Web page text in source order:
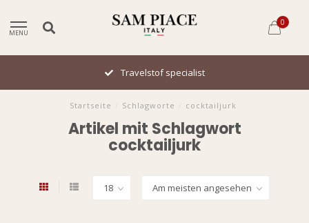
MENU
0
Travelstof specialist
Startseite Schlagworte cocktailjurk
Artikel mit Schlagwort
cocktailjurk